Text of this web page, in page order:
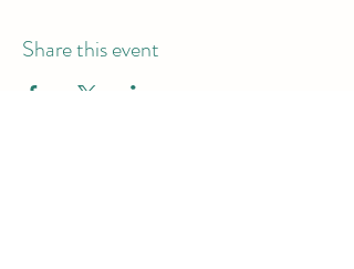
Share this event